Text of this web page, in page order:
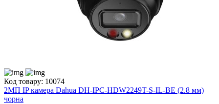
Код товару: 10074
2МП IP камера Dahua DH-IPC-HDW2249T-S-IL-BE (2.8 мм)
чорна